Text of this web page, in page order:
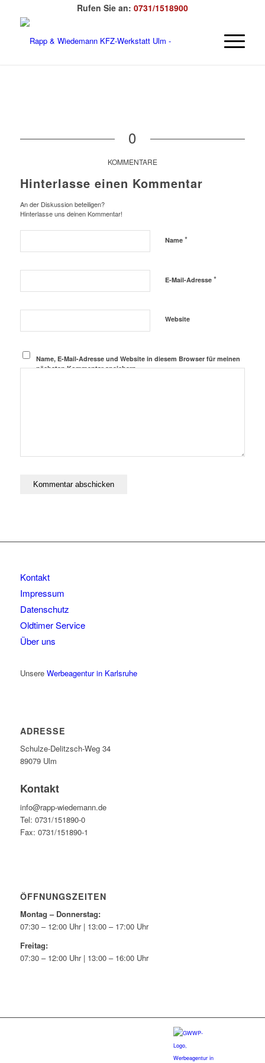
Rufen Sie an: 0731/1518900
0
KOMMENTARE
Hinterlasse einen Kommentar
An der Diskussion beteiligen?
Hinterlasse uns deinen Kommentar!
Name *
E-Mail-Adresse *
Website
Name, E-Mail-Adresse und Website in diesem Browser für meinen
nächsten Kommentar speichern.
Kontakt
Impressum
Datenschutz
Oldtimer Service
Über uns
Unsere Werbeagentur in Karlsruhe
ADRESSE
Schulze-Delitzsch-Weg 34
89079 Ulm
Kontakt
info@rapp-wiedemann.de
Tel: 0731/151890-0
Fax: 0731/151890-1
ÖFFNUNGSZEITEN
Montag – Donnerstag:
07:30 – 12:00 Uhr | 13:00 – 17:00 Uhr
Freitag:
07:30 – 12:00 Uhr | 13:00 – 16:00 Uhr